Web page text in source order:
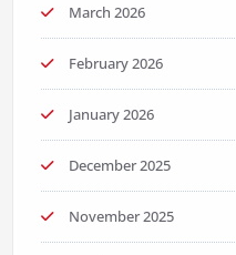
March 2026
February 2026
January 2026
December 2025
November 2025